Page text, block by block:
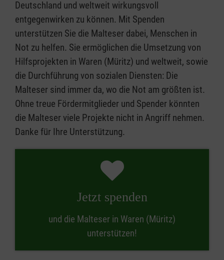
Deutschland und weltweit wirkungsvoll
entgegenwirken zu können. Mit Spenden
unterstützen Sie die Malteser dabei, Menschen in
Not zu helfen. Sie ermöglichen die Umsetzung von
Hilfsprojekten in Waren (Müritz) und weltweit, sowie
die Durchführung von sozialen Diensten: Die
Malteser sind immer da, wo die Not am größten ist.
Ohne treue Fördermitglieder und Spender könnten
die Malteser viele Projekte nicht in Angriff nehmen.
Danke für Ihre Unterstützung.
Jetzt spenden
und die Malteser in Waren (Müritz)
unterstützen!